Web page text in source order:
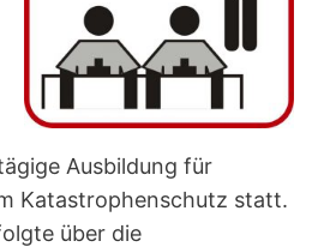
Ausbildung für
Katastrophenschutz statt.
über die